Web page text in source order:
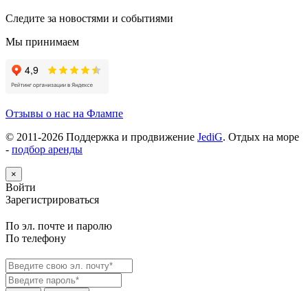
Следите за новостями и событиями
Мы принимаем
Отзывы о нас на Флампе
© 2011-2026 Поддержка и продвижение JediG. Отдых на море
- подбор аренды
×
Войти
Зарегистрироваться
По эл. почте и паролю
По телефону